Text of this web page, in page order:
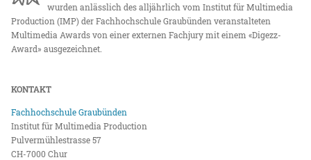
wurden anlässlich des alljährlich vom Institut für Multimedia
Production (IMP) der Fachhochschule Graubünden veranstalteten
Multimedia Awards von einer externen Fachjury mit einem «Digezz-
Award» ausgezeichnet.
KONTAKT
Fachhochschule Graubünden
Institut für Multimedia Production
Pulvermühlestrasse 57
CH-7000 Chur